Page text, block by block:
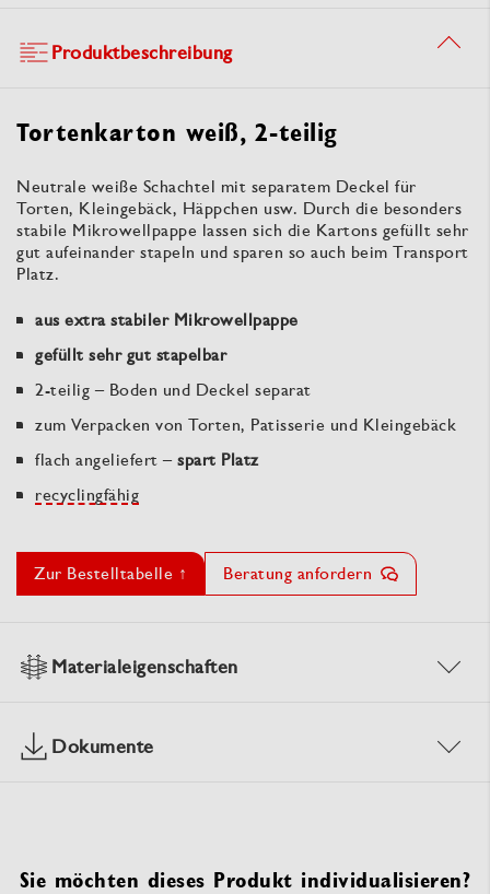
Produktbeschreibung
Tortenkarton weiß, 2-teilig
Neutrale weiße Schachtel mit separatem Deckel für
Torten, Kleingebäck, Häppchen usw. Durch die besonders
stabile Mikrowellpappe lassen sich die Kartons gefüllt sehr
gut aufeinander stapeln und sparen so auch beim Transport
Platz.
aus extra stabiler Mikrowellpappe
gefüllt sehr gut stapelbar
2-teilig – Boden und Deckel separat
zum Verpacken von Torten, Patisserie und Kleingebäck
flach angeliefert – spart Platz
recyclingfähig
Zur Bestelltabelle ↑ Beratung anfordern
Materialeigenschaften
Dokumente
Sie möchten dieses Produkt individualisieren?